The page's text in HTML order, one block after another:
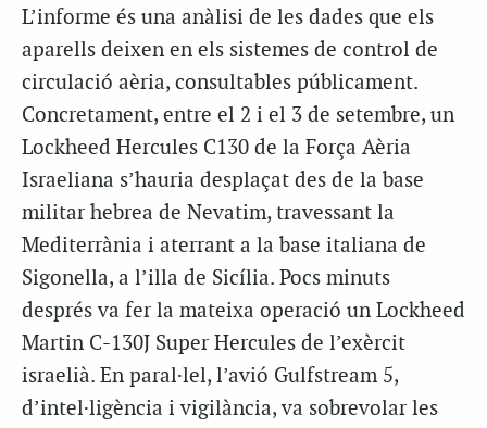
L’informe és una anàlisi de les dades que els
aparells deixen en els sistemes de control de
circulació aèria, consultables públicament.
Concretament, entre el 2 i el 3 de setembre, un
Lockheed Hercules C130 de la Força Aèria
Israeliana s’hauria desplaçat des de la base
militar hebrea de Nevatim, travessant la
Mediterrània i aterrant a la base italiana de
Sigonella, a l’illa de Sicília. Pocs minuts
després va fer la mateixa operació un Lockheed
Martin C-130J Super Hercules de l’exèrcit
israelià. En paral·lel, l’avió Gulfstream 5,
d’intel·ligència i vigilància, va sobrevolar les